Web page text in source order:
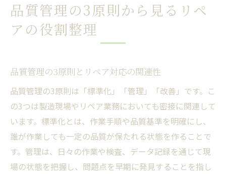
品質管理の3原則から見るリペ
アの役割整理
品質管理の3原則とリペア対応の関連性
品質管理の3原則は「標準化」「管理」「改善」です。こ
の3つは製造現場やリペア業務においても密接に関連して
います。標準化とは、作業手順や品質基準を明確にし、
誰が作業しても一定の品質が保たれる状態を作ることで
す。管理は、日々の作業や検査、データ記録を通じて現
場の状態を把握し、問題点を早期に発見することを指し